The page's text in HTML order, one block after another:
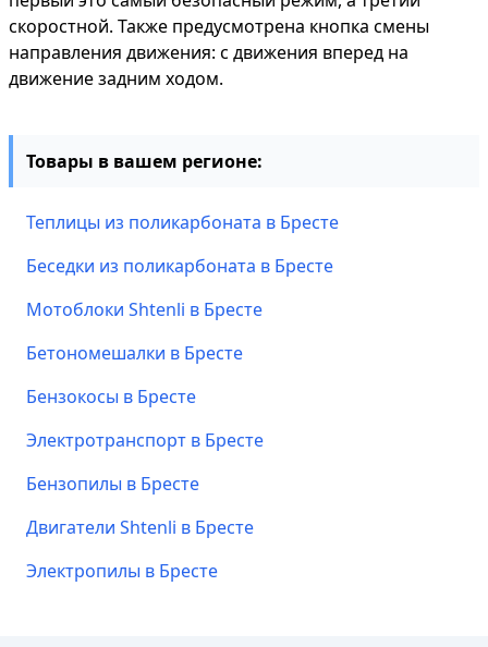
скоростной. Также предусмотрена кнопка смены
направления движения: с движения вперед на
движение задним ходом.
Товары в вашем регионе:
Теплицы из поликарбоната в Бресте
Беседки из поликарбоната в Бресте
Мотоблоки Shtenli в Бресте
Бетономешалки в Бресте
Бензокосы в Бресте
Электротранспорт в Бресте
Бензопилы в Бресте
Двигатели Shtenli в Бресте
Электропилы в Бресте